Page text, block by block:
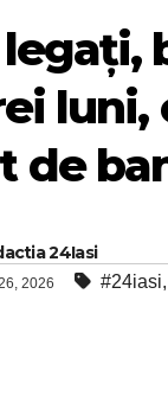
luni,
de
24Iasi
2026 #24iasi,